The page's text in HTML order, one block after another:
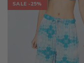
SALE -25%